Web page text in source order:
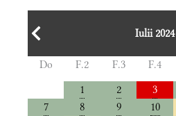
Iulii 2024
Do F.2 F.3 F.4
1
2 3
7
8 9 10